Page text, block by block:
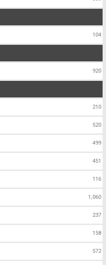
104
920
210
520
499
451
116
1,060
237
158
572